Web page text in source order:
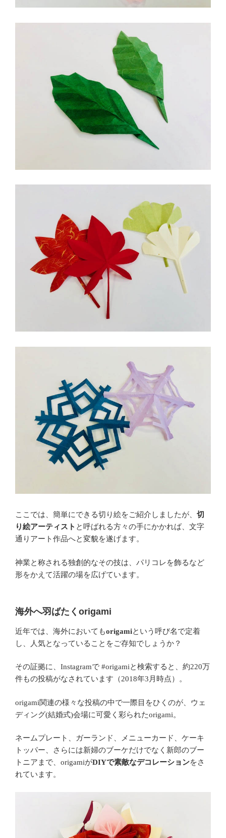
ここでは、簡単にできる切り絵をご紹介しましたが、 切
り絵アーティスト と呼ばれる方々の手にかかれば、文字
通りアート作品へと変貌を遂げます。
神業と称される独創的なその技は、パリコレを飾るなど
形をかえて活躍の場を広げています。
海外へ羽ばたくorigami
近年では、海外においてもorigamiという呼び名で定着
し、人気となっていることをご存知でしょうか？
その証拠に、 Instagramで #origamiと検索すると、約220万
件もの投稿がなされています（2018年3 月時点）。
origami関連の様々な投稿の中で一際目をひくのが、ウェ
ディング(結婚式)会場に可愛く彩られたorigami。
ネームプレート、ガーランド、メニューカード、ケーキ
トッパー、さらには新婦のブーケだけでなく新郎のブー
トニアまで、 origamiがDIYで素敵なデコレーションをさ
れています。